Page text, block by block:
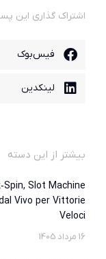
اشتراک گذاری این
فیس‌بوک
لینکدین
بیشتر از این دسته
Slot Machine
Vivo per Vittorie
Veloci
16 مرداد 1405